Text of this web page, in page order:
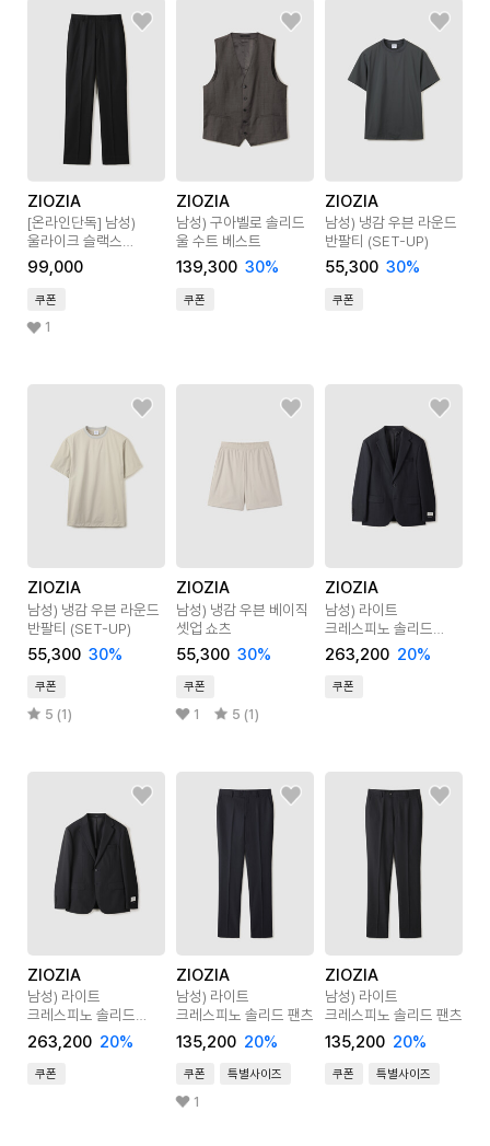
ZIOZIA
[온라인단독] 남성)
울라이크 슬랙스
테이퍼드 핏
99,000
쿠폰
1
ZIOZIA
남성) 구아벨로 솔리드
울 수트 베스트
139,300 30%
쿠폰
ZIOZIA
남성) 냉감 우븐 라운드
반팔티 (SET-UP)
55,300 30%
쿠폰
ZIOZIA
남성) 냉감 우븐 라운드
반팔티 (SET-UP)
55,300 30%
쿠폰
5 (1)
ZIOZIA
남성) 냉감 우븐 베이직
셋업 쇼츠
55,300 30%
쿠폰
1 5 (1)
ZIOZIA
남성) 라이트
크레스피노 솔리드
블레이져
263,200 20%
쿠폰
ZIOZIA
남성) 라이트
크레스피노 솔리드
블레이져
263,200 20%
쿠폰
ZIOZIA
남성) 라이트
크레스피노 솔리드 팬츠
135,200 20%
쿠폰 특별사이즈
1
ZIOZIA
남성) 라이트
크레스피노 솔리드 팬츠
135,200 20%
쿠폰 특별사이즈